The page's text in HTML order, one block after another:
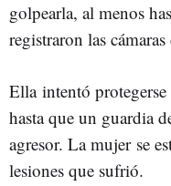
golpearla, al menos
registraron las
Ella intentó protegerse
hasta que un guardia
agresor. La mujer se
lesiones que sufrió.